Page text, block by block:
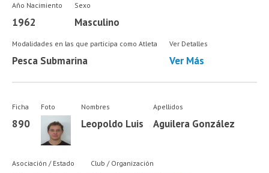
Año Nacimiento
1962
Sexo
Masculino
Modalidades en las que participa como Atleta
Pesca Submarina
Ver Detalles
Ver Más
Ficha
890
Foto Nombres
Leopoldo Luis
Apellidos
Aguilera González
Asociación / Estado Club / Organización